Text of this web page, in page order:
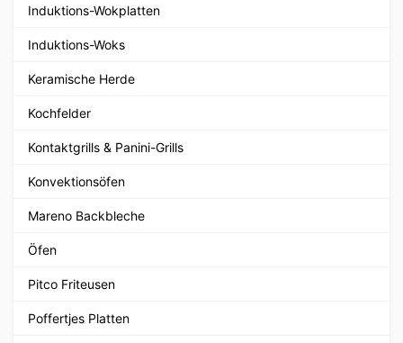
Induktions-Wokplatten
Induktions-Woks
Keramische Herde
Kochfelder
Kontaktgrills & Panini-Grills
Konvektionsöfen
Mareno Backbleche
Öfen
Pitco Friteusen
Poffertjes Platten